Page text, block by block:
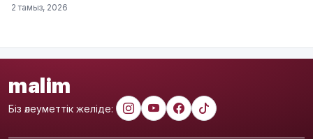
2 тамыз, 2026
malim
Біз әлеуметтік желіде: